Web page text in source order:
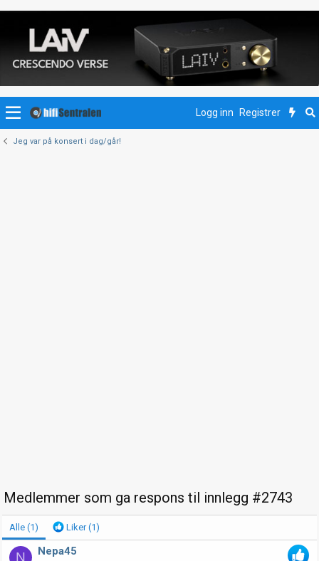
Logg inn Registrer
Jeg var på konsert i dag/går!
Medlemmer som ga respons til innlegg #2743
Alle (1) Liker(1)
N Nepa45